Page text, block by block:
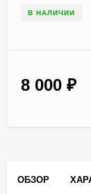
В НАЛИЧИИ
8 000 ₽
ОБЗОР